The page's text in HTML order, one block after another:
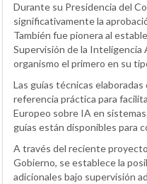
Durante su Presidencia del
significativamente la
También fue pionera al
Supervisión de la
organismo el primero en su
Las guías técnicas
referencia práctica para
Europeo sobre IA en
guías están disponibles para
A través del reciente
Gobierno, se establece la
adicionales bajo supervisión